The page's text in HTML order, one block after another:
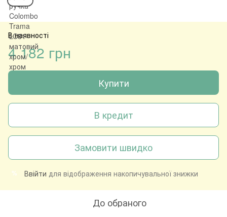
В наявності
4 182 грн
Купити
В кредит
Замовити швидко
% Ввійти для відображення накопичувальної знижки
До обраного